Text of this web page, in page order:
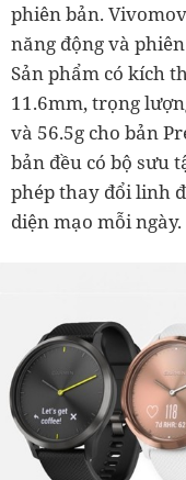
phiên bản.
năng động và
Sản phẩm có kích
11.6mm, trọng
và 56.5g cho bản
bản đều có bộ sưu
phép thay đổi linh
diện mạo mỗi ngày.